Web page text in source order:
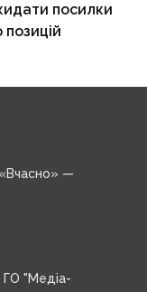
посилки
—
ГО "Медіа-